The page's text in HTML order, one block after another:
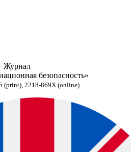
Журнал
безопасность»
(print), 2218-869X (online)